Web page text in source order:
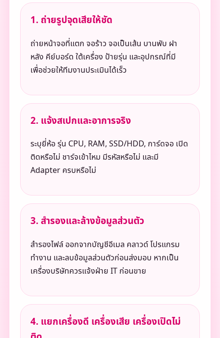
1. ถ่ายรูปจุดเสียให้ชัด
ถ่ายหน้าจอที่แตก จอร้าว จอเป็นเส้น บานพับ ฝา
หลัง คีย์บอร์ด ใต้เครื่อง ป้ายรุ่น และอุปกรณ์ที่มี
เพื่อช่วยให้ทีมงานประเมินได้เร็ว
2. แจ้งสเปกและอาการจริง
ระบุยี่ห้อ รุ่น CPU, RAM, SSD/HDD, การ์ดจอ เปิด
ติดหรือไม่ ชาร์จเข้าไหม มีรหัสหรือไม่ และมี
Adapter ครบหรือไม่
3. สำรองและล้างข้อมูลส่วนตัว
สำรองไฟล์ ออกจากบัญชีอีเมล คลาวด์ โปรแกรม
ทำงาน และลบข้อมูลส่วนตัวก่อนส่งมอบ หากเป็น
เครื่องบริษัทควรแจ้งฝ่าย IT ก่อนขาย
4. แยกเครื่องดี เครื่องเสีย เครื่องเปิดไม่